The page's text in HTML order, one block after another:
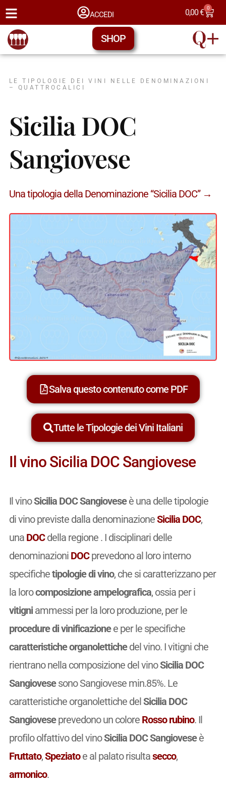
ACCEDI 0,00€ 0
SHOP
LE TIPOLOGIE DEI VINI NELLE DENOMINAZIONI
– QUATTROCALICI
Sicilia DOC
Sangiovese
Una tipologia della Denominazione “Sicilia DOC” →
Salva questo contenuto come PDF
Tutte le Tipologie dei Vini Italiani
Il vino Sicilia DOC Sangiovese
Il vinoSicilia DOC Sangioveseè una delle tipologie
di vino previste dalla denominazioneSicilia DOC,
una DOCdella regione . I disciplinari delle
denominazioni DOCprevedono al loro interno
specifichetipologie di vino, che si caratterizzano per
la lorocomposizione ampelografica, ossia per i
vitigniammessi per la loro produzione, per le
procedure di vinificazionee per le specifiche
caratteristiche organolettichedel vino. I vitigni che
rientrano nella composizione del vinoSicilia DOC
Sangiovesesono Sangiovese min.85%. Le
caratteristiche organolettiche delSicilia DOC
Sangioveseprevedono un colore Rosso rubino. Il
profilo olfattivo del vinoSicilia DOC Sangioveseè
Fruttato,Speziatoe al palato risultasecco,
armonico.